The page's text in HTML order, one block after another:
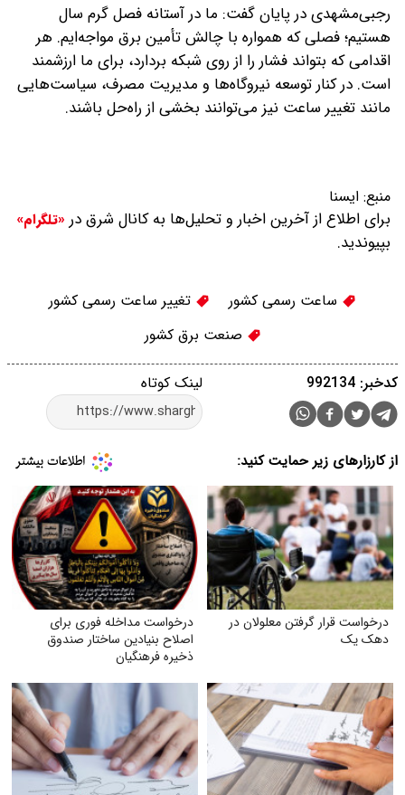
رجبی‌مشهدی در پایان گفت: ما در آستانه فصل گرم سال
هستیم؛ فصلی که همواره با چالش تأمین برق مواجه‌ایم. هر
اقدامی که بتواند فشار را از روی شبکه بردارد، برای ما ارزشمند
است. در کنار توسعه نیروگاه‌ها و مدیریت مصرف، سیاست‌هایی
مانند تغییر ساعت نیز می‌توانند بخشی از راه‌حل باشند.
منبع: ايسنا
برای اطلاع از آخرین اخبار و تحلیل‌ها به کانال شرق در «تلگرام»
بپیوندید.
ساعت رسمی کشور
تغییر ساعت رسمی کشور
صنعت برق کشور
لینک کوتاه کدخبر: 992134
از کارزارهای زیر حمایت کنید:
درخواست قرار گرفتن معلولان در
دهک یک
درخواست مداخله فوری برای
اصلاح بنیادین ساختار صندوق
ذخیره فرهنگیان